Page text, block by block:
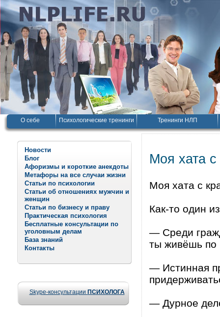
О себе Психологические тренинги Тренинги НЛП
Новости
Блог
Афоризмы и короткие анекдоты
Метафоры на все случаи жизни
Статьи по психологии
Статьи об отношениях мужчин и
женщин
Статьи по бизнесу и праву
Практическая психология
Бесплатные консультации по
уголовным делам
База знаний
Контакты
Skype-консультации ПСИХОЛОГА
Моя хата
Моя хата с
Как-то один
— Среди
ты живёшь по
— Истинная
— Дурное